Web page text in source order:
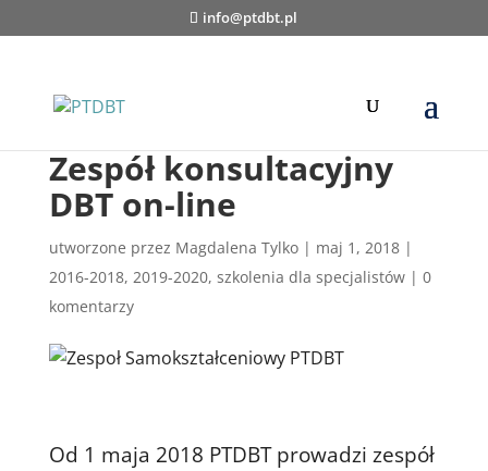
info@ptdbt.pl
Zespół konsultacyjny
DBT on-line
utworzone przez Magdalena Tylko| maj 1, 2018|
2016-2018, 2019-2020, szkolenia dla specjalistów| 0
komentarzy
Od 1 maja 2018 PTDBT prowadzi zespół